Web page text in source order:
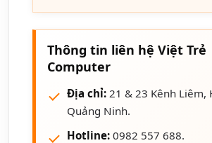
Thông tin liên hệ Việt Trẻ
Computer
Địa chỉ: 21 & 23 Kênh Liêm,
Quảng Ninh.
Hotline: 0982 557 688.